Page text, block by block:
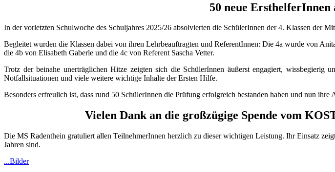
50 neue
In der vorletzten Schulwoche des Schuljahres 2025/26 absolvierten die SchülerInnen der 4. Klassen der
Begleitet wurden die Klassen dabei von ihren Lehrbeauftragten und ReferentInnen: Die 4a wurde von
die 4b von Elisabeth Gaberle und die 4c von Referent Sascha Vetter.
Trotz der beinahe unerträglichen Hitze zeigten sich die SchülerInnen äußerst engagiert,
Notfallsituationen und viele weitere wichtige Inhalte der Ersten Hilfe.
Besonders erfreulich ist, dass rund 50 SchülerInnen die Prüfung erfolgreich bestanden haben und nun ihre
Vielen Dank an die großzügige Spende vom
Die MS Radenthein gratuliert allen TeilnehmerInnen herzlich zu dieser wichtigen Leistung. Ihr Einsatz
Jahren sind.
...Bilder